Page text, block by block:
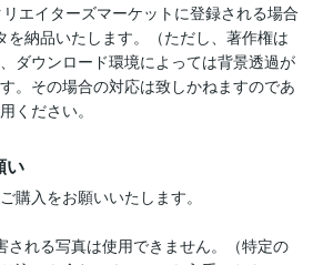
エイターズマーケットに登録される場合
を納品いたします。（ただし、著作権は
ダウンロード環境によっては背景透過が
。その場合の対応は致しかねますのであ
ください。
い
購入をお願いいたします。
される写真は使用できません。（特定の